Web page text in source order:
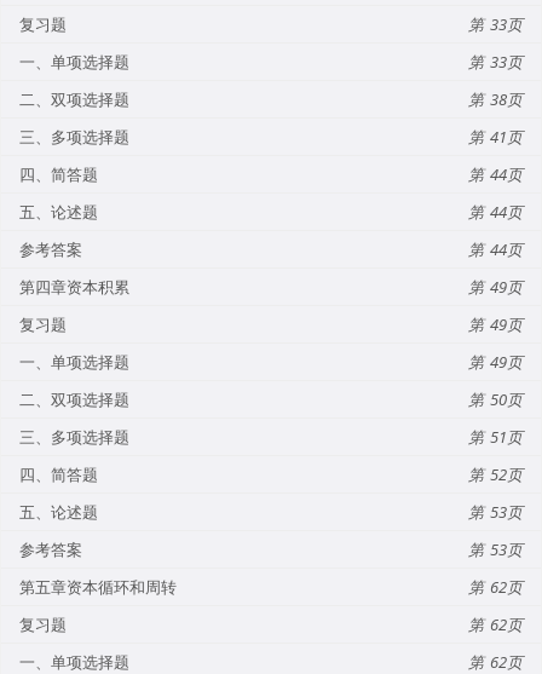
复习题
33
一、单项选择题
33
二、双项选择题
38
三、多项选择题
41
四、简答题
44
五、论述题
44
参考答案
44
第四章资本积累
49
复习题
49
一、单项选择题
49
二、双项选择题
50
三、多项选择题
51
四、简答题
52
五、论述题
53
参考答案
53
第五章资本循环和周转
62
复习题
62
一、单项选择题
62